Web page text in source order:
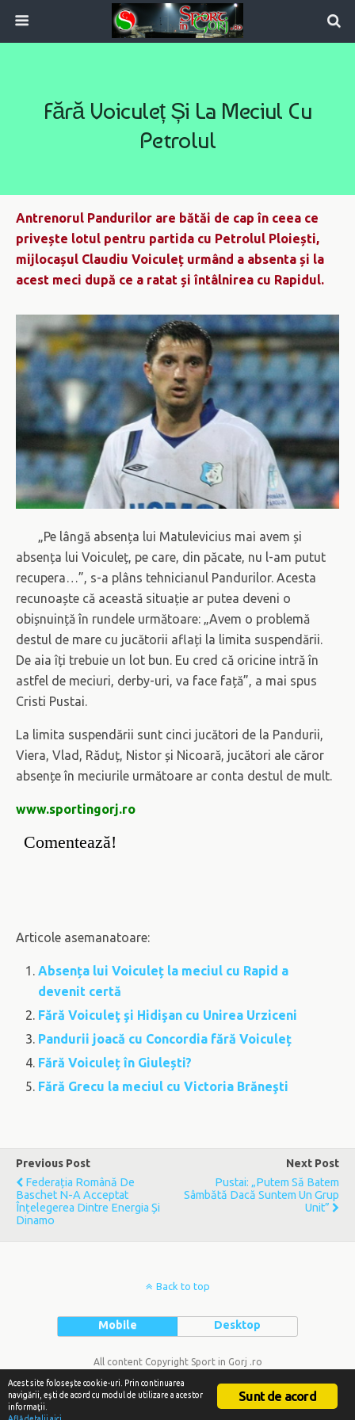
Fără Voiculeț Și La Meciul Cu
Petrolul
Antrenorul Pandurilor are bătăi de cap în ceea ce
privește lotul pentru partida cu Petrolul Ploiești,
mijlocașul Claudiu Voiculeț urmând a absenta și la
acest meci după ce a ratat și întâlnirea cu Rapidul.
„Pe lângă absența lui Matulevicius mai avem și
absența lui Voiculeț, pe care, din păcate, nu l-am putut
recupera…”, s-a plâns tehnicianul Pandurilor. Acesta
recunoaște că această situație ar putea deveni o
obișnuință în rundele următoare: „Avem o problemă
destul de mare cu jucătorii aflați la limita suspendării.
De aia îți trebuie un lot bun. Eu cred că oricine intră în
astfel de meciuri, derby-uri, va face față”, a mai spus
Cristi Pustai.
La limita suspendării sunt cinci jucători de la Pandurii,
Viera, Vlad, Răduț, Nistor și Nicoară, jucători ale căror
absențe în meciurile următoare ar conta destul de mult.
www.sportingorj.ro
Comentează!
Articole asemanatoare:
Absența lui Voiculeț la meciul cu Rapid a
devenit certă
Fără Voiculeţ şi Hidişan cu Unirea Urziceni
Pandurii joacă cu Concordia fără Voiculeț
Fără Voiculeț în Giulești?
Fără Grecu la meciul cu Victoria Brăneşti
Previous Post
Federația Română De
Baschet N-A Acceptat
Înțelegerea Dintre Energia Și
Dinamo
Next Post
Pustai: „Putem Să Batem
Sâmbătă Dacă Suntem Un Grup
Unit”
Back to top
Mobile Desktop
All content Copyright Sport in Gorj .ro
Sunt de acord
Acest site foloseşte cookie-uri. Prin continuarea
navigării, eşti de acord cu modul de utilizare a acestor
informaţii.